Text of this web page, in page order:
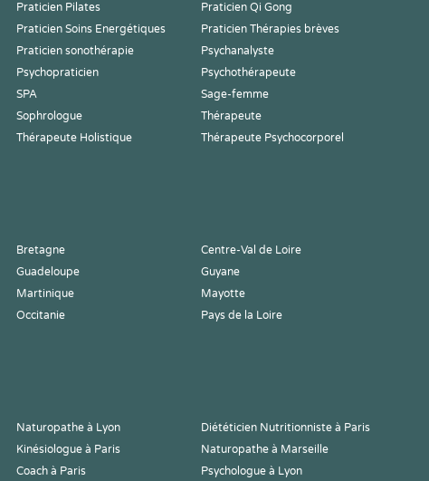
Praticien Pilates
Praticien Qi Gong
Praticien Soins Energétiques
Praticien Thérapies brèves
Praticien sonothérapie
Psychanalyste
Psychopraticien
Psychothérapeute
SPA
Sage-femme
Sophrologue
Thérapeute
Thérapeute Holistique
Thérapeute Psychocorporel
Bretagne
Centre-Val de Loire
Guadeloupe
Guyane
Martinique
Mayotte
Occitanie
Pays de la Loire
Naturopathe à Lyon
Diététicien Nutritionniste à Paris
Kinésiologue à Paris
Naturopathe à Marseille
Coach à Paris Psychologue à Lyon